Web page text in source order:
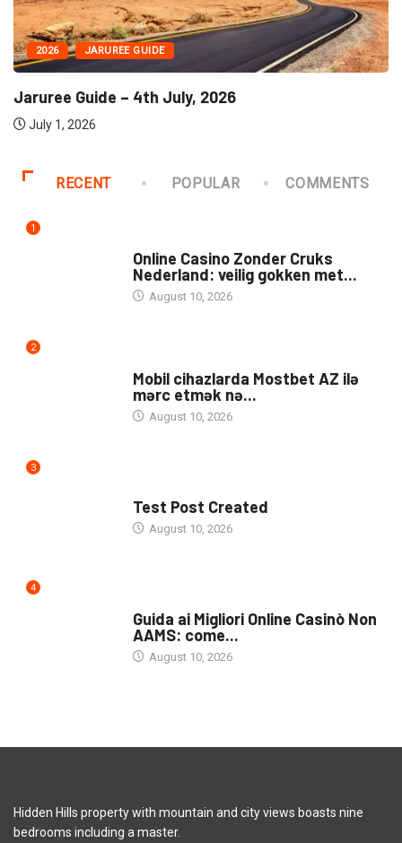
2026 JARUREE GUIDE
Jaruree Guide – 4th July, 2026
July 1, 2026
RECENT POPULAR COMMENTS
1
Online Casino Zonder Cruks
Nederland: veilig gokken met...
August 10, 2026
2
Mobil cihazlarda Mostbet AZ ilə
mərc etmək nə...
August 10, 2026
3
Test Post Created
August 10, 2026
4
Guida ai Migliori Online Casinò Non
AAMS: come...
August 10, 2026
Hidden Hills property with mountain and city views boasts nine
bedrooms including a master.